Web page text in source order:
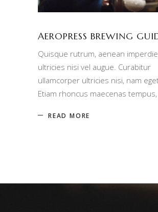
AEROPRESS BREWING
Quisque rutrum, aenean
ultricies nisi vel augue. Curabitur
ullamcorper ultricies nisi, nam
Etiam rhoncus maecenas tempus,
READ MORE